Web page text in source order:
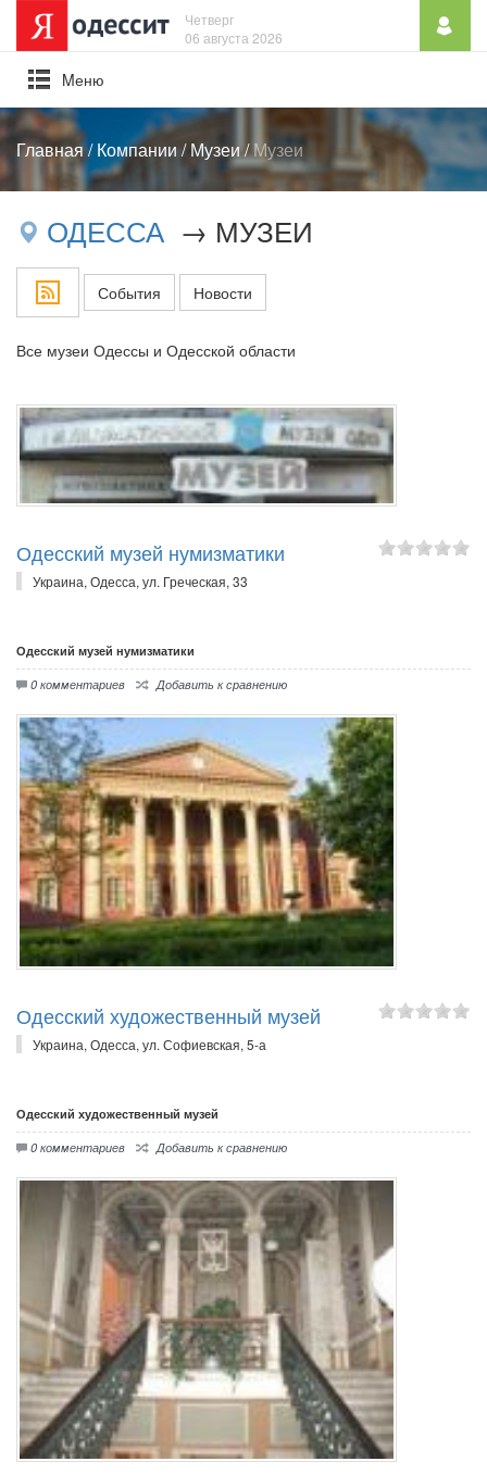
Четверг
06 августа 2026
Mеню
Главная/Компании/Музеи/Музеи
ОДЕССА → МУЗЕИ
События Новости
Все музеи Одессы и Одесской области
Одесский музей нумизматики
Украина, Одесса, ул. Греческая, 33
Одесский музей нумизматики
0 комментариев Добавить к сравнению
Одесский художественный музей
Украина, Одесса, ул. Софиевская, 5-а
Одесский художественный музей
0 комментариев Добавить к сравнению